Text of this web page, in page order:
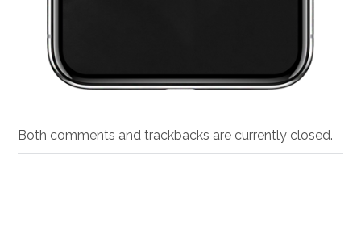
Both comments and trackbacks are currently closed.